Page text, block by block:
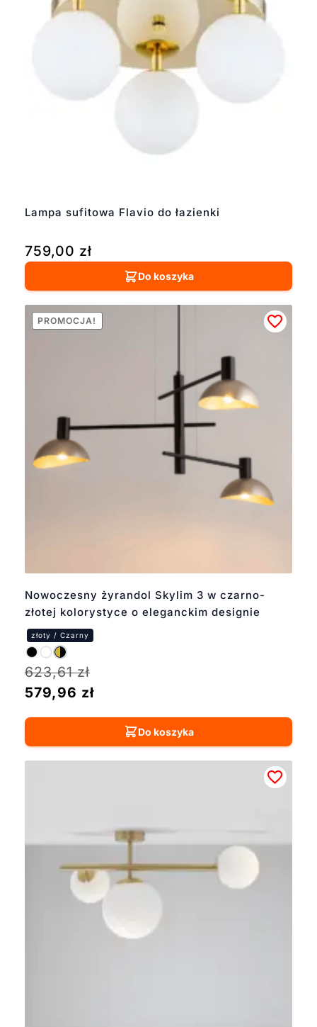
Lampa sufitowa Flavio do łazienki
759,00 zł
Do koszyka
Nowoczesny żyrandol Skylim 3 w czarno-
złotej kolorystyce o eleganckim designie
PROMOCJA!
623,61zł
579,96 zł
Do koszyka